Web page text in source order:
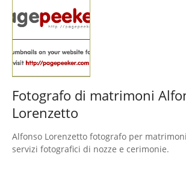
Fotografo di matrimoni
Lorenzetto
Alfonso Lorenzetto fotografo per
servizi fotografici di nozze e cerimonie.